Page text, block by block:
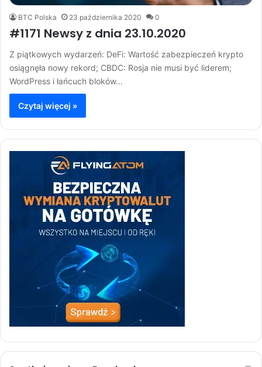
BTC Polska 23 października 2020 0
#1171 Newsy z dnia 23.10.2020
Z piątkowych wydarzeń: DeFi: Wartość zabezpieczeń krypto
osiągnęła nowy rekord; CBDC: Rosja nie musi być liderem;
WordPress i łańcuch bloków…
Czytaj więcej »